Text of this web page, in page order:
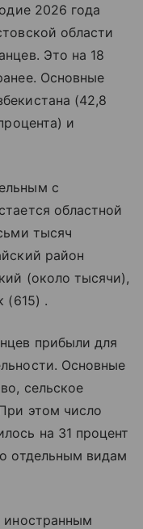
2026 года
области
Это на 18
Основные
(42,8
и
с
областной
тысяч
район
(около тысячи),
(615) .
прибыли для
Основные
сельское
этом число
на 31 процент
отдельным видам
иностранным